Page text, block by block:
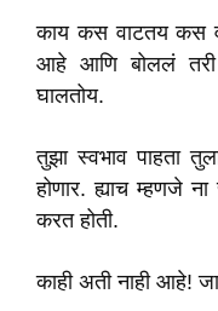
काय कस वाटतय कस
आहे आणि बोललं तरी
घालतोय.
तुझा स्वभाव पाहता
होणार. ह्याच म्हणजे
करत होती.
काही अती नाही आहे!